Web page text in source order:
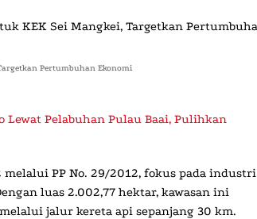
Pertumbuhan Ekonomi
Lewat Pelabuhan Pulau Baai, Pulihkan
PP No. 29/2012, fokus pada industri
luas 2.002,77 hektar, kawasan ini
jalur kereta api sepanjang 30 km.